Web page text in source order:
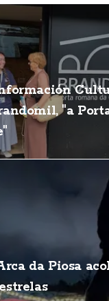
"a
da Piosa